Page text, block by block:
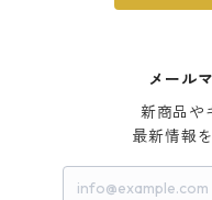
メール
新商品や
最新情報